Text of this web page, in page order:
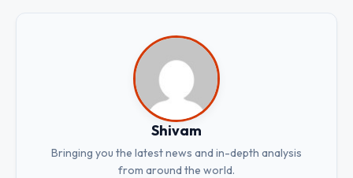
Shivam
Bringing you the latest news and in-depth analysis
from around the world.